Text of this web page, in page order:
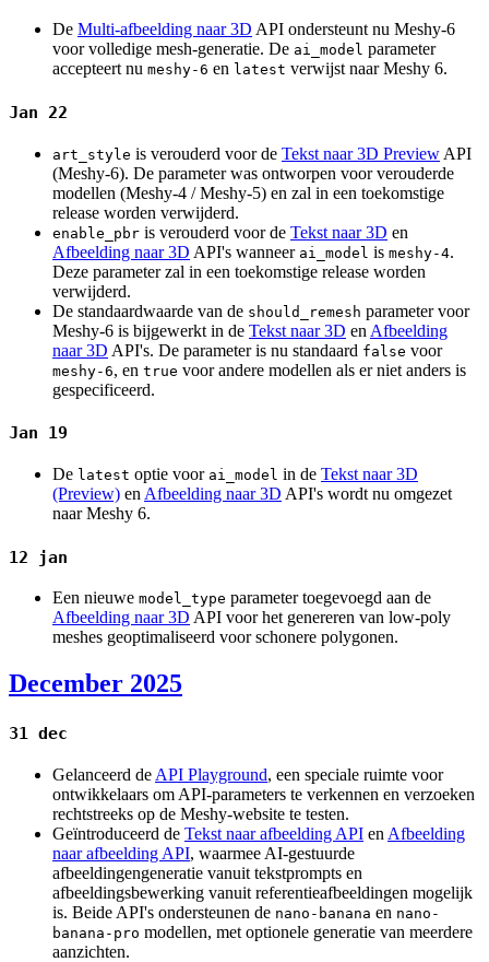
De Multi-afbeelding naar 3D API ondersteunt nu Meshy-6
voor volledige mesh-generatie. De ai_model parameter
accepteert nu meshy-6 en latest verwijst naar Meshy 6.
Jan 22
art_style is verouderd voor de Tekst naar 3D Preview API
(Meshy-6). De parameter was ontworpen voor verouderde
modellen (Meshy-4 / Meshy-5) en zal in een toekomstige
release worden verwijderd.
enable_pbr is verouderd voor de Tekst naar 3D en
Afbeelding naar 3D API's wanneer ai_model is meshy-4.
Deze parameter zal in een toekomstige release worden
verwijderd.
De standaardwaarde van de should_remesh parameter voor
Meshy-6 is bijgewerkt in de Tekst naar 3D en Afbeelding
naar 3D API's. De parameter is nu standaard false voor
meshy-6, en true voor andere modellen als er niet anders is
gespecificeerd.
Jan 19
De latest optie voor ai_model in de Tekst naar 3D
(Preview) en Afbeelding naar 3D API's wordt nu omgezet
naar Meshy 6.
12 jan
Een nieuwe model_type parameter toegevoegd aan de
Afbeelding naar 3D API voor het genereren van low-poly
meshes geoptimaliseerd voor schonere polygonen.
December 2025
31 dec
Gelanceerd de API Playground, een speciale ruimte voor
ontwikkelaars om API-parameters te verkennen en verzoeken
rechtstreeks op de Meshy-website te testen.
Geïntroduceerd de Tekst naar afbeelding API en Afbeelding
naar afbeelding API, waarmee AI-gestuurde
afbeeldingengeneratie vanuit tekstprompts en
afbeeldingsbewerking vanuit referentieafbeeldingen mogelijk
is. Beide API's ondersteunen de nano-banana en nano-
banana-pro modellen, met optionele generatie van meerdere
aanzichten.